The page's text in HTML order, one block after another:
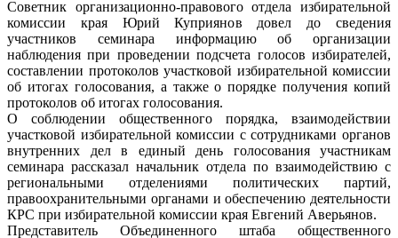
Советник организационно-правового отдела избирательной
комиссии края Юрий Куприянов довел до сведения
участников семинара информацию об организации
наблюдения при проведении подсчета голосов избирателей,
составлении протоколов участковой избирательной комиссии
об итогах голосования, а также о порядке получения копий
протоколов об итогах голосования.
О соблюдении общественного порядка, взаимодействии
участковой избирательной комиссии с сотрудниками органов
внутренних дел в единый день голосования участникам
семинара рассказал начальник отдела по взаимодействию с
региональными отделениями политических партий,
правоохранительными органами и обеспечению деятельности
КРС при избирательной комиссии края Евгений Аверьянов.
Представитель Объединенного штаба общественного